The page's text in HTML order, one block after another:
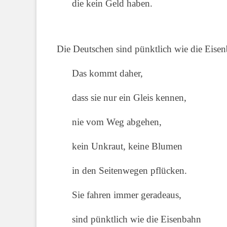
die kein Geld haben.
Die Deutschen sind pünktlich wie die
Das kommt daher,
dass sie nur ein Gleis kennen,
nie vom Weg abgehen,
kein Unkraut, keine Blumen
in den Seitenwegen pflücken.
Sie fahren immer geradeaus,
sind pünktlich wie die Eisenbahn